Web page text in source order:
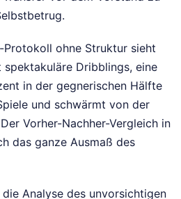
ohne Struktur sieht
spektakuläre Dribblings, eine
in der gegnerischen Hälfte
und schwärmt von der
Vorher-Nachher-Vergleich in
das ganze Ausmaß des
Analyse des unvorsichtigen